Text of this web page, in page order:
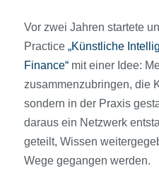
Vor zwei Jahren startete
Practice „Künstliche
Finance“mit einer Idee:
zusammenzubringen, die
sondern in der Praxis
daraus ein Netzwerk
geteilt, Wissen
Wege gegangen werden.